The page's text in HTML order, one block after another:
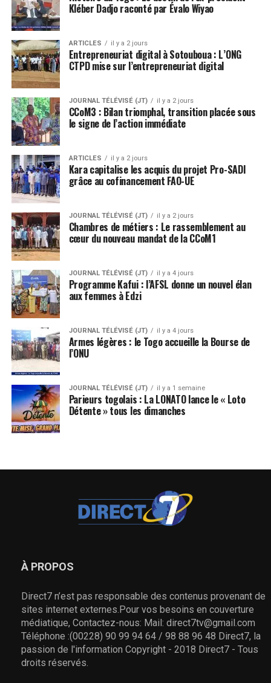
Kléber Dadjo raconté par Évalo Wiyao
ARTICLES il y a 2 jours
Entrepreneuriat digital à Sotouboua : L’ONG
CTPD mise sur l’entrepreneuriat digital
JOURNAL TÉLÉVISÉ (JT) il y a 2 jours
CCoM3 : Bilan triomphal, transition placée sous
le signe de l’action immédiate
ARTICLES il y a 2 jours
Kara capitalise les acquis du projet Pro-SADI
grâce au cofinancement FAO-UE
JOURNAL TÉLÉVISÉ (JT) il y a 2 jours
Chambres de métiers : Le rassemblement au
cœur du nouveau mandat de la CCoM1
JOURNAL TÉLÉVISÉ (JT) il y a 4 jours
Programme Kafui : l’AFSL donne un nouvel élan
aux femmes à Edzi
JOURNAL TÉLÉVISÉ (JT) il y a 4 jours
Armes légères : le Togo accueille la Bourse de
l’ONU
JOURNAL TÉLÉVISÉ (JT) il y a 1 semaine
Parieurs togolais : La LONATO lance le « Loto
Détente » tous les dimanches
À PROPOS
Direct7 n’est pas responsable des contenus provenant de
sites internet externes.Pour vos besoins en couverture
médiatique, Contactez-nous: Mail: direct7tv@gmail.com
Téléphone :(00228) 90 99 94 64 / 98 88 96 48 Direct7, la
passion de l'information Copyright - 2018 Direct7 - Tous
droits réservés.